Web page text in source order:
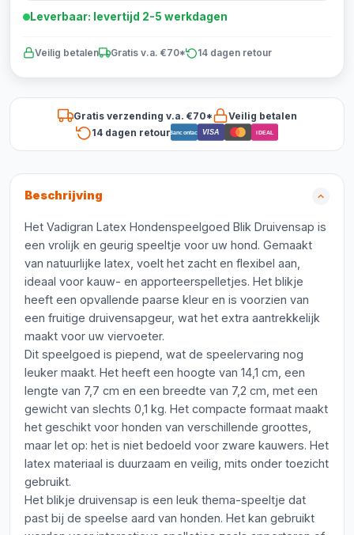
Leverbaar: levertijd 2-5 werkdagen
Veilig betalen Gratis v.a. €70* 14 dagen retour
Gratis verzending v.a. €70*
Veilig betalen
14 dagen retourBancontact VISA iDEAL
Beschrijving
Het Vadigran Latex Hondenspeelgoed Blik Druivensap is
een vrolijk en geurig speeltje voor uw hond. Gemaakt
van natuurlijke latex, voelt het zacht en flexibel aan,
ideaal voor kauw- en apporteerspelletjes. Het blikje
heeft een opvallende paarse kleur en is voorzien van
een fruitige druivensapgeur, wat het extra aantrekkelijk
maakt voor uw viervoeter.
Dit speelgoed is piepend, wat de speelervaring nog
leuker maakt. Het heeft een hoogte van 14,1 cm, een
lengte van 7,7 cm en een breedte van 7,2 cm, met een
gewicht van slechts 0,1 kg. Het compacte formaat maakt
het geschikt voor honden van verschillende groottes,
maar let op: het is niet bedoeld voor zware kauwers. Het
latex materiaal is duurzaam en veilig, mits onder toezicht
gebruikt.
Het blikje druivensap is een leuk thema-speeltje dat
past bij de speelse aard van honden. Het kan gebruikt